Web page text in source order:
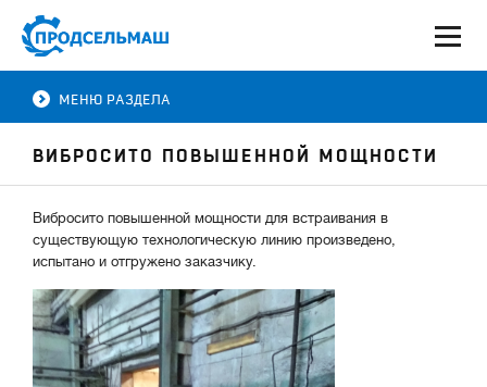
МЕНЮ РАЗДЕЛА
ВИБРОСИТО ПОВЫШЕННОЙ МОЩНОСТИ
Вибросито повышенной мощности для встраивания в
существующую технологическую линию произведено,
испытано и отгружено заказчику.